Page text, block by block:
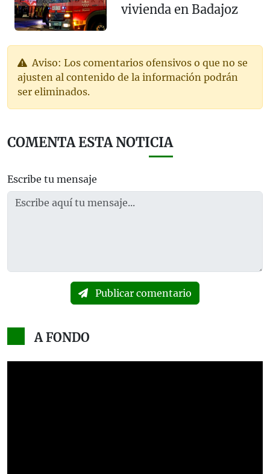
vivienda en Badajoz
Aviso: Los comentarios ofensivos o que no se
ajusten al contenido de la información podrán
ser eliminados.
COMENTA ESTA NOTICIA
Escribe tu mensaje
Publicar comentario
A FONDO